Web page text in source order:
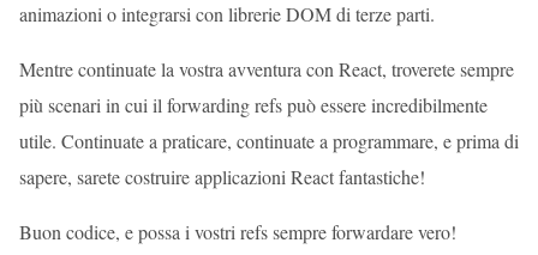
animazioni o integrarsi con librerie DOM di terze parti.
Mentre continuate la vostra avventura con React, troverete sempre
più scenari in cui il forwarding refs può essere incredibilmente
utile. Continuate a praticare, continuate a programmare, e prima di
sapere, sarete costruire applicazioni React fantastiche!
Buon codice, e possa i vostri refs sempre forwardare vero!